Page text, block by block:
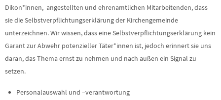
Dikon*innen, angestellten und ehrenamtlichen Mitarbeitenden, dass
sie die Selbstverpflichtungserklärung der Kirchengemeinde
unterzeichnen. Wir wissen, dass eine Selbstverpflichtungserklärung kein
Garant zur Abwehr potenzieller Täter*innen ist, jedoch erinnert sie uns
daran, das Thema ernst zu nehmen und nach außen ein Signal zu
setzen.
Personalauswahl und –verantwortung